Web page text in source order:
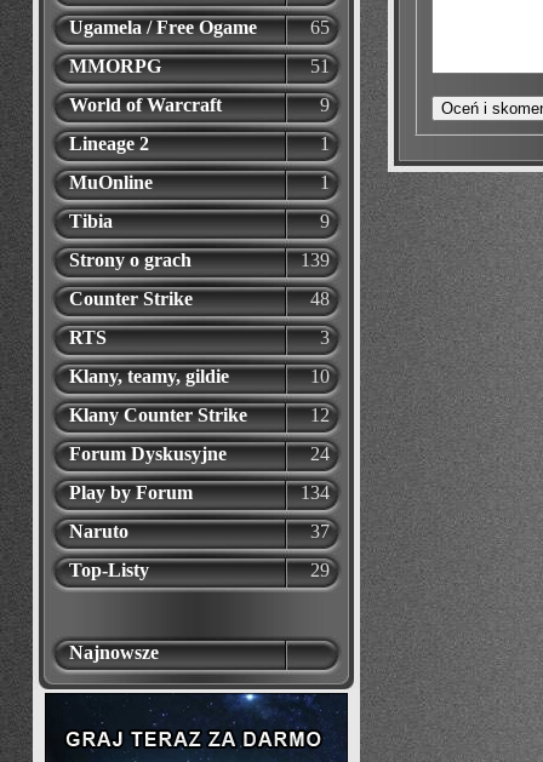
Ugamela / Free Ogame
65
MMORPG
51
World of Warcraft
9
Lineage 2
1
MuOnline
1
Tibia
9
Strony o grach
139
Counter Strike
48
RTS
3
Klany, teamy, gildie
10
Klany Counter Strike
12
Forum Dyskusyjne
24
Play by Forum
134
Naruto
37
Top-Listy
29
Najnowsze